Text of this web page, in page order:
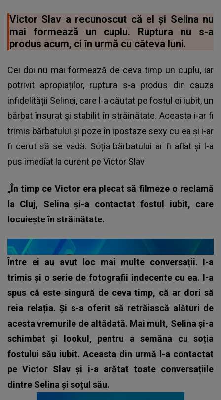
Victor Slav a recunoscut că el și Selina nu
mai formează un cuplu. Ruptura nu s-a
produs acum, ci în urmă cu câteva luni.
Cei doi nu mai formează de ceva timp un cuplu, iar
potrivit apropiaților, ruptura s-a produs din cauza
infidelității Selinei, care l-a căutat pe fostul ei iubit, un
bărbat însurat și stabilit în străinătate. Aceasta i-ar fi
trimis bărbatului și poze în ipostaze sexy cu ea și i-ar
fi cerut să se vadă. Soția bărbatului ar fi aflat și l-a
pus imediat la curent pe Victor Slav
„În timp ce Victor era plecat să filmeze o reclamă
la Cluj, Selina și-a contactat fostul iubit, care
locuiește în străinătate.
Între ei au avut loc mai multe conversații. I-a
trimis și o serie de fotografii indecente cu ea. I-a
spus că este singură de ceva timp, că ar dori să
reia relația. Și s-a oferit să retrăiască alături de
acesta vremurile de altădată. Mai mult, Selina și-a
schimbat și lookul, pentru a semăna cu soția
fostului său iubit. Aceasta din urmă l-a contactat
pe Victor Slav și i-a arătat toate conversațiile
dintre Selina și soțul său.